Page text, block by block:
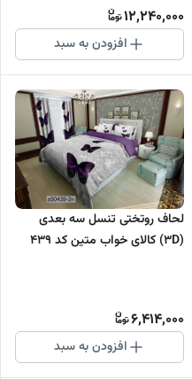
12,240,000
افزودن به سبد
لحاف روتختی تنسل سه بعدی
(3D) کالای خواب متین کد 439
6,414,000
افزودن به سبد